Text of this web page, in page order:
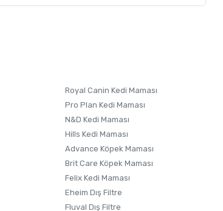
Royal Canin Kedi Maması
Pro Plan Kedi Maması
N&D Kedi Maması
Hills Kedi Maması
Advance Köpek Maması
Brit Care Köpek Maması
Felix Kedi Maması
Eheim Dış Filtre
Fluval Dış Filtre